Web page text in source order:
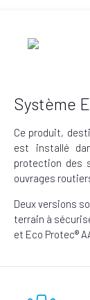
Système
Ce produit,
est installé
protection des
ouvrages
Deux versions
terrain à
et Eco Protec®